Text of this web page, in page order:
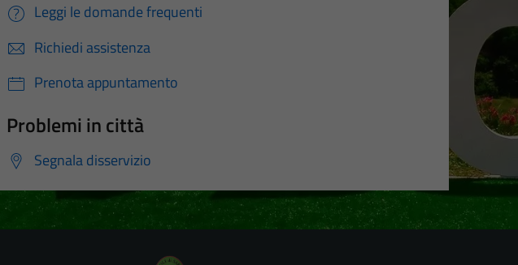
Leggi le domande frequenti
Richiedi assistenza
Prenota appuntamento
Problemi in città
Segnala disservizio